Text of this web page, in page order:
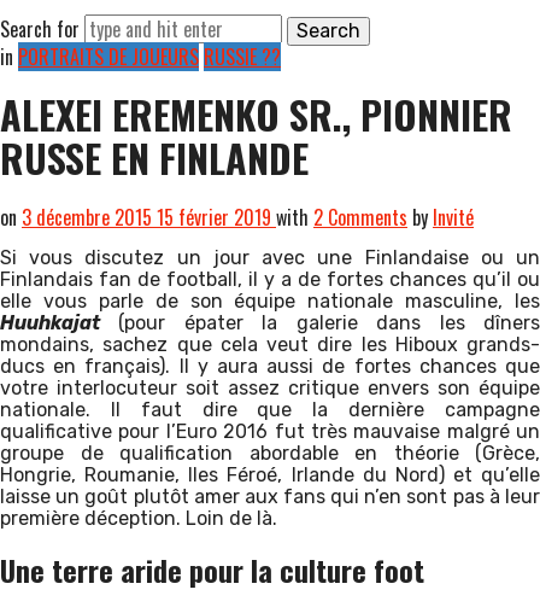
Search for
in PORTRAITS DE JOUEURS RUSSIE ??
ALEXEI EREMENKO SR., PIONNIER
RUSSE EN FINLANDE
on 3 décembre 2015 15 février 2019 with 2 Comments by Invité
Si vous discutez un jour avec une Finlandaise ou un
Finlandais fan de football, il y a de fortes chances qu’il ou
elle vous parle de son équipe nationale masculine, les
Huuhkajat(pour épater la galerie dans les dîners
mondains, sachez que cela veut dire les Hiboux grands-
ducs en français). Il y aura aussi de fortes chances que
votre interlocuteur soit assez critique envers son équipe
nationale. Il faut dire que la dernière campagne
qualificative pour l’Euro 2016 fut très mauvaise malgré un
groupe de qualification abordable en théorie (Grèce,
Hongrie, Roumanie, Iles Féroé, Irlande du Nord) et qu’elle
laisse un goût plutôt amer aux fans qui n’en sont pas à leur
première déception. Loin de là.
Une terre aride pour la culture foot